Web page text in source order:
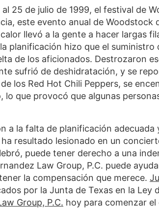
25 de julio de 1999, el festival de
este evento anual de Woodstock
llevó a la gente a hacer largas
planificación hizo que el suministro
de los aficionados. Destrozaron
sufrió de deshidratación, y se
los Red Hot Chili Peppers, se
lo que provocó que algunas
a la falta de planificación adecuada
resultado lesionado en un
puede tener derecho a una
Law Group, P.C. puede
la compensación que merece.
por la Junta de Texas en la Ley
Group, P.C. hoy para comenzar el